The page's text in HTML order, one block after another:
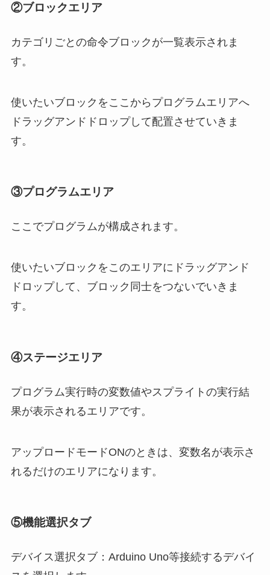
②ブロックエリア
カテゴリごとの命令ブロックが一覧表示されま
す。
使いたいブロックをここからプログラムエリアへ
ドラッグアンドドロップして配置させていきま
す。
③プログラムエリア
ここでプログラムが構成されます。
使いたいブロックをこのエリアにドラッグアンド
ドロップして、ブロック同士をつないでいきま
す。
④ステージエリア
プログラム実行時の変数値やスプライトの実行結
果が表示されるエリアです。
アップロードモードONのときは、変数名が表示さ
れるだけのエリアになります。
⑤機能選択タブ
デバイス選択タブ：Arduino Uno等接続するデバイ